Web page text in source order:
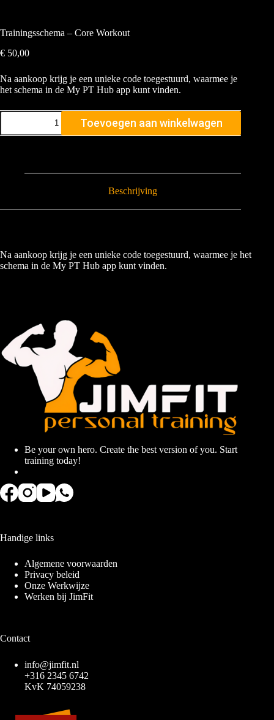
Trainingsschema – Core Workout
€ 50,00
Na aankoop krijg je een unieke code toegestuurd, waarmee je
het schema in de My PT Hub app kunt vinden.
Toevoegen aan winkelwagen
Beschrijving
Na aankoop krijg je een unieke code toegestuurd, waarmee je het
schema in de My PT Hub app kunt vinden.
Be your own hero. Create the best version of you. Start
training today!
Handige links
Algemene voorwaarden
Privacy beleid
Onze Werkwijze
Werken bij JimFit
Contact
info@jimfit.nl
+316 2345 6742
KvK 74059238